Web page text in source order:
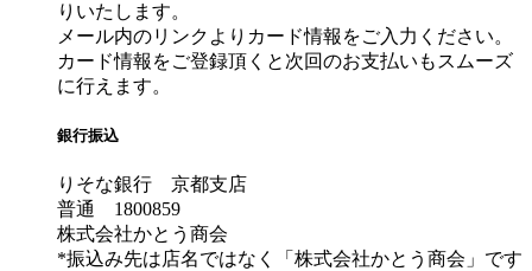
りいたします。
メール内のリンクよりカード情報をご入力ください。
カード情報をご登録頂くと次回のお支払いもスムーズ
に行えます。
銀行振込
りそな銀行 京都支店
普通 1800859
株式会社かとう商会
*振込み先は店名ではなく「株式会社かとう商会」です